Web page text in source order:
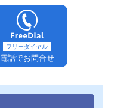
フリーダイヤル
電話でお問合せ